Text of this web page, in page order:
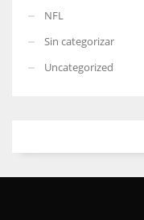
NFL
Sin categorizar
Uncategorized